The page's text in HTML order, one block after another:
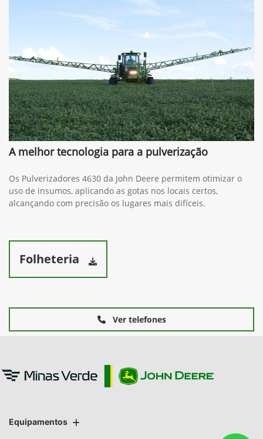
A melhor tecnologia para a pulverização
Os Pulverizadores 4630 da John Deere permitem otimizar o
uso de insumos, aplicando as gotas nos locais certos,
alcançando com precisão os lugares mais difíceis.
Folheteria
Ver telefones
Equipamentos